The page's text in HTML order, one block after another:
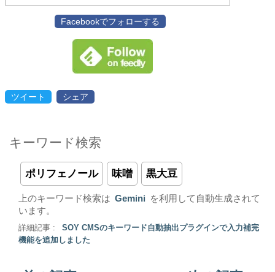
Facebookでフォローする
ツイート シェア
キーワード検索
ポリフェノール 味噌 黒大豆
上のキーワード検索は Gemini
を利用して自動生成されて
います。
詳細記事 :
SOY CMSのキーワード自動抽出プラグインで入力補完
機能を追加しました